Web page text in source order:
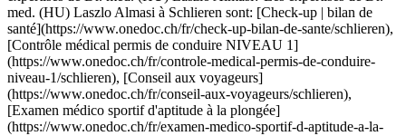
med. (HU) Laszlo Almasi à Schlieren sont: [Check-up | bilan de
santé](https://www.onedoc.ch/fr/check-up-bilan-de-sante/schlieren),
[Contrôle médical permis de conduire NIVEAU 1]
(https://www.onedoc.ch/fr/controle-medical-permis-de-conduire-
niveau-1/schlieren), [Conseil aux voyageurs]
(https://www.onedoc.ch/fr/conseil-aux-voyageurs/schlieren),
[Examen médico sportif d'aptitude à la plongée]
(https://www.onedoc.ch/fr/examen-medico-sportif-d-aptitude-a-la-